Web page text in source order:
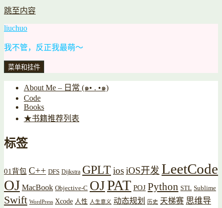
跳至内容
liuchuo
我不管，反正我最萌～
菜单和挂件
About Me – 日常 (๑• . •๑)
Code
Books
★书籍推荐列表
标签
01背包 C++ DFS Dijkstra GPLTiosiOS开发 LeetCode
OJ MacBook Objective-C OJPAT POJ Python STL Sublime
Swift WordPress Xcode 人性 人生意义 动态规划 历史 天梯赛 思维导